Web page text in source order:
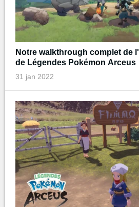
Notre walkthrough complet de
de Légendes Pokémon Arceus
31 jan 2022